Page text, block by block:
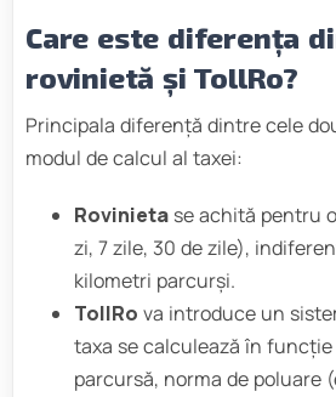
Care este diferența
rovinietă și TollRo?
Principala diferență dintre cele
modul de calcul al taxei:
Rovinieta se achită pentru
zi, 7 zile, 30 de zile),
kilometri parcurși.
TollRo va introduce un
taxa se calculează în
parcursă, norma de poluare